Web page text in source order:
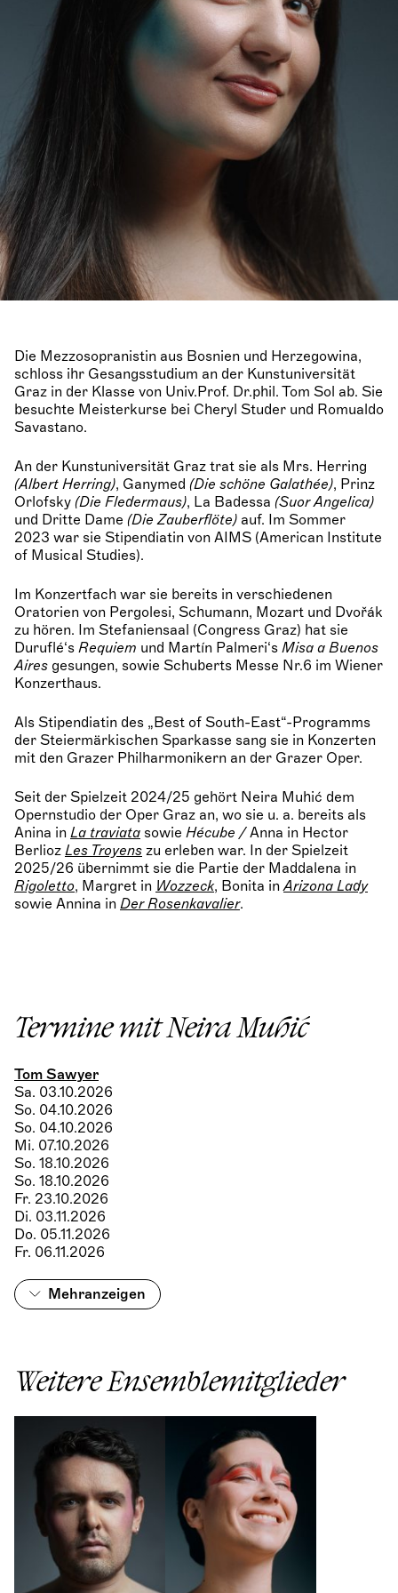
Die Mezzosopranistin aus Bosnien und Herzegowina,
schloss ihr Gesangsstudium an der Kunstuniversität
Graz in der Klasse von Univ.Prof. Dr.phil. Tom Sol ab. Sie
besuchte Meisterkurse bei Cheryl Studer und Romualdo
Savastano.
An der Kunstuniversität Graz trat sie als Mrs. Herring
(Albert Herring), Ganymed (Die schöne Galathée), Prinz
Orlofsky (Die Fledermaus), La Badessa (Suor Angelica)
und Dritte Dame (Die Zauberflöte) auf. Im Sommer
2023 war sie Stipendiatin von AIMS (American Institute
of Musical Studies).
Im Konzertfach war sie bereits in verschiedenen
Oratorien von Pergolesi, Schumann, Mozart und Dvořák
zu hören. Im Stefaniensaal (Congress Graz) hat sie
Duruflé‘s Requiem und Martín Palmeri‘s Misa a Buenos
Aires gesungen, sowie Schuberts Messe Nr.6 im Wiener
Konzerthaus.
Als Stipendiatin des „Best of South-East“-Programms
der Steiermärkischen Sparkasse sang sie in Konzerten
mit den Grazer Philharmonikern an der Grazer Oper.
Seit der Spielzeit 2024/25 gehört Neira Muhić dem
Opernstudio der Oper Graz an, wo sie u. a. bereits als
Anina in La traviata sowie Hécube /Anna in Hector
Berlioz Les Troyens zu erleben war. In der Spielzeit
2025/26 übernimmt sie die Partie der Maddalena in
Rigoletto, Margret in Wozzeck, Bonita inArizona Lady
sowie Annina in Der Rosenkavalier.
Termine mit Neira Muhić
Tom Sawyer
Sa. 03.10.2026
So. 04.10.2026
So. 04.10.2026
Mi. 07.10.2026
So. 18.10.2026
So. 18.10.2026
Fr. 23.10.2026
Di. 03.11.2026
Do. 05.11.2026
Fr. 06.11.2026
Mehranzeigen
Weitere Ensemblemitglieder